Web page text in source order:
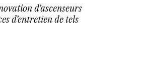
d’ascenseurs
d’entretien de tels